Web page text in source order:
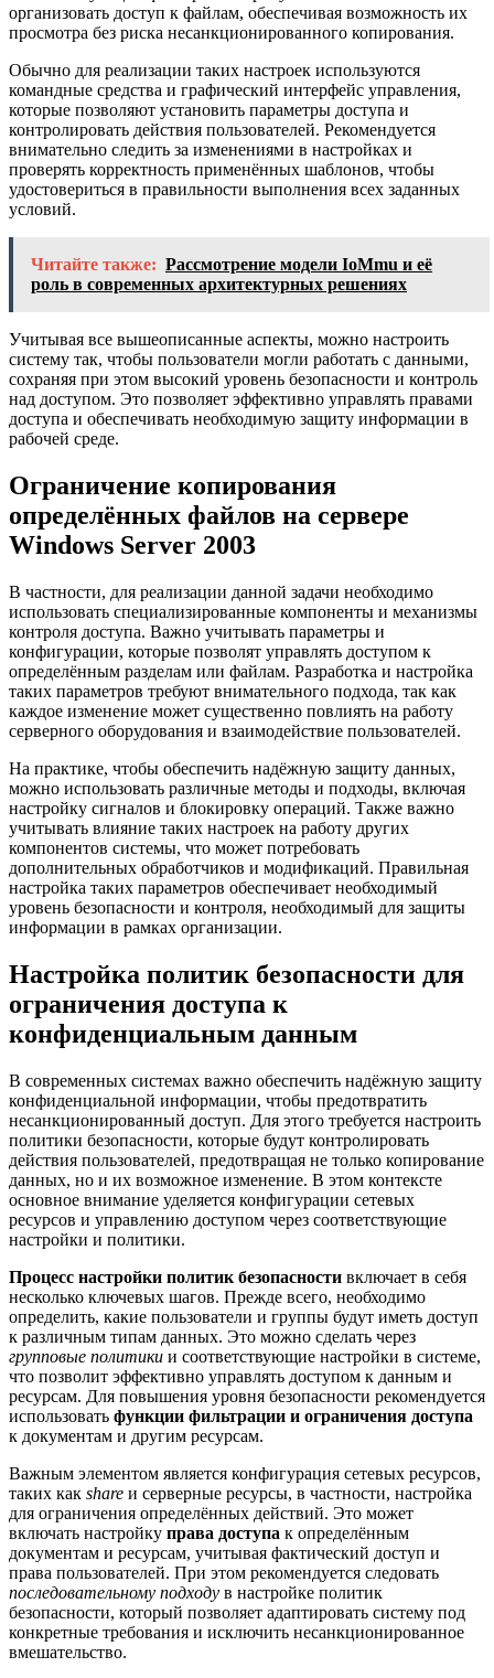
организовать доступ к файлам, обеспечивая возможность их
просмотра без риска несанкционированного копирования.
Обычно для реализации таких настроек используются
командные средства и графический интерфейс управления,
которые позволяют установить параметры доступа и
контролировать действия пользователей. Рекомендуется
внимательно следить за изменениями в настройках и
проверять корректность применённых шаблонов, чтобы
удостовериться в правильности выполнения всех заданных
условий.
Читайте также: Рассмотрение модели IoMmu и её
роль в современных архитектурных решениях
Учитывая все вышеописанные аспекты, можно настроить
систему так, чтобы пользователи могли работать с данными,
сохраняя при этом высокий уровень безопасности и контроль
над доступом. Это позволяет эффективно управлять правами
доступа и обеспечивать необходимую защиту информации в
рабочей среде.
Ограничение копирования
определённых файлов на сервере
Windows Server 2003
В частности, для реализации данной задачи необходимо
использовать специализированные компоненты и механизмы
контроля доступа. Важно учитывать параметры и
конфигурации, которые позволят управлять доступом к
определённым разделам или файлам. Разработка и настройка
таких параметров требуют внимательного подхода, так как
каждое изменение может существенно повлиять на работу
серверного оборудования и взаимодействие пользователей.
На практике, чтобы обеспечить надёжную защиту данных,
можно использовать различные методы и подходы, включая
настройку сигналов и блокировку операций. Также важно
учитывать влияние таких настроек на работу других
компонентов системы, что может потребовать
дополнительных обработчиков и модификаций. Правильная
настройка таких параметров обеспечивает необходимый
уровень безопасности и контроля, необходимый для защиты
информации в рамках организации.
Настройка политик безопасности для
ограничения доступа к
конфиденциальным данным
В современных системах важно обеспечить надёжную защиту
конфиденциальной информации, чтобы предотвратить
несанкционированный доступ. Для этого требуется настроить
политики безопасности, которые будут контролировать
действия пользователей, предотвращая не только копирование
данных, но и их возможное изменение. В этом контексте
основное внимание уделяется конфигурации сетевых
ресурсов и управлению доступом через соответствующие
настройки и политики.
Процесс настройки политик безопасности включает в себя
несколько ключевых шагов. Прежде всего, необходимо
определить, какие пользователи и группы будут иметь доступ
к различным типам данных. Это можно сделать через
групповые политики и соответствующие настройки в системе,
что позволит эффективно управлять доступом к данным и
ресурсам. Для повышения уровня безопасности рекомендуется
использовать функции фильтрации и ограничения доступа
к документам и другим ресурсам.
Важным элементом является конфигурация сетевых ресурсов,
таких как share и серверные ресурсы, в частности, настройка
для ограничения определённых действий. Это может
включать настройку права доступа к определённым
документам и ресурсам, учитывая фактический доступ и
права пользователей. При этом рекомендуется следовать
последовательному подходу в настройке политик
безопасности, который позволяет адаптировать систему под
конкретные требования и исключить несанкционированное
вмешательство.